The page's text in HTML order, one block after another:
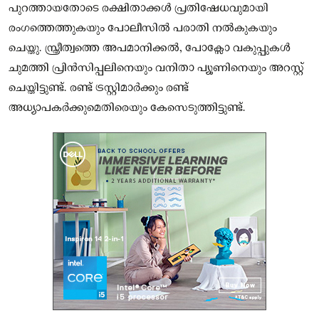
പുറത്തായതോടെ രക്ഷിതാക്കൾ പ്രതിഷേധവുമായി
രംഗത്തെത്തുകയും പോലീസിൽ പരാതി നൽകുകയും
ചെയ്തു. സ്ത്രീത്വത്തെ അപമാനിക്കൽ, പോക്സോ വകുപ്പുകൾ
ചുമത്തി പ്രിൻസിപ്പലിനെയും വനിതാ പ്യൂണിനെയും അറസ്റ്റ്
ചെയ്തിട്ടുണ്ട്. രണ്ട് ട്രസ്റ്റിമാർക്കും രണ്ട്
അധ്യാപകർക്കുമെതിരെയും കേസെടുത്തിട്ടുണ്ട്.